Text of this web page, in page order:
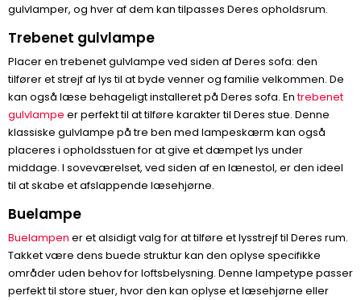
gulvlamper, og hver af dem kan tilpasses Deres opholdsrum.
Trebenet gulvlampe
Placer en trebenet gulvlampe ved siden af Deres sofa: den
tilfører et strejf af lys til at byde venner og familie velkommen. De
kan også læse behageligt installeret på Deres sofa. Entrebenet
gulvlampe er perfekt til at tilføre karakter til Deres stue. Denne
klassiske gulvlampe på tre ben med lampeskærm kan også
placeres i opholdsstuen for at give et dæmpet lys under
middage. I soveværelset, ved siden af en lænestol, er den ideel
til at skabe et afslappende læsehjørne.
Buelampe
Buelampen er et alsidigt valg for at tilføre et lysstrejf til Deres rum.
Takket være dens buede struktur kan den oplyse specifikke
områder uden behov for loftsbelysning. Denne lampetype passer
perfekt til store stuer, hvor den kan oplyse et læsehjørne eller